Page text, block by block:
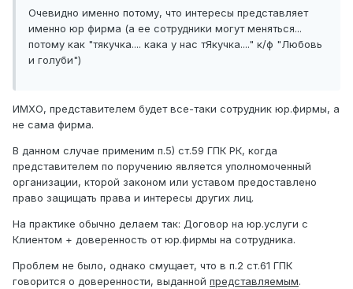
Очевидно именно потому, что интересы представляет
именно юр фирма (а ее сотрудники могут меняться...
потому как "тякучка.... кака у нас тЯкучка...." к/ф "Любовь
и голуби")
ИМХО, представителем будет все-таки сотрудник юр.фирмы, а
не сама фирма.
В данном случае применим п.5) ст.59 ГПК РК, когда
представителем по поручению является уполномоченный
организации, кторой законом или уставом предоставлено
право защищать права и интересы других лиц.
На практике обычно делаем так: Договор на юр.услуги с
Клиентом + доверенность от юр.фирмы на сотрудника.
Проблем не было, однако смущает, что в п.2 ст.61 ГПК
говорится о доверенности, выданной представляемым.